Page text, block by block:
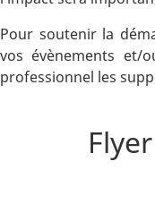
Pour soutenir la
vos évènements et/
professionnel les